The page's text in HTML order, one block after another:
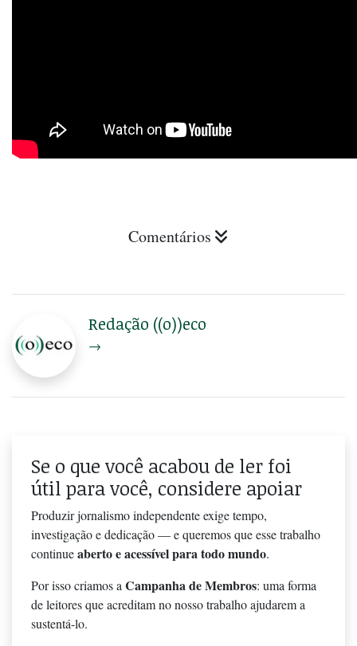
Comentários
Redação ((o))eco
→
Se o que você acabou de ler foi
útil para você, considere apoiar
Produzir jornalismo independente exige tempo,
investigação e dedicação — e queremos que esse trabalho
continueaberto e acessível para todo mundo.
Por isso criamos aCampanha de Membros: uma forma
de leitores que acreditam no nosso trabalho ajudarem a
sustentá-lo.